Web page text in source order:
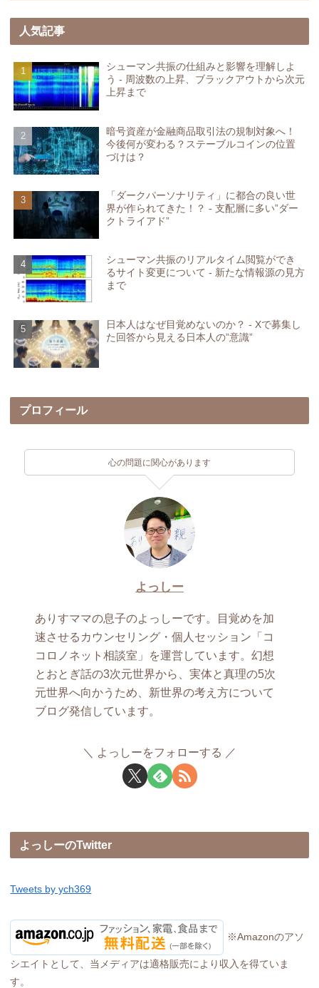
人気記事
シューマン共振の仕組みと影響を理解しよ
う - 周波数の上昇、ブラックアウトから次元
上昇まで
暗号資産が金融商品取引法の規制対象へ！
今後何が変わる？ステーブルコインの位置
づけは？
「ダークパーソナリティ」に都合の良い世
界が作られてきた！？ - 支配層に多い”ダー
クトライアド”
シューマン共振のリアルタイム閲覧ができ
るサイト変更について - 新たな情報源の見方
まで
日本人はなぜ目覚めないのか？ - Xで募集し
た回答から見える日本人の”意識”
プロフィール
心の問題に関心があります
よっしー
ありすママの息子のよっしーです。目覚めを加
速させるカウンセリング・個人セッション「コ
コロノネット相談室」を運営しています。幻想
とおとぎ話の3次元世界から、実体と真理の5次
元世界へ向かうため、新世界の考え方について
ブログ発信しています。
よっしーをフォローする
よっしーのTwitter
Tweets by ych369
※Amazonのアソ
シエイトとして、当メディアは適格販売により収入を得ていま
す。